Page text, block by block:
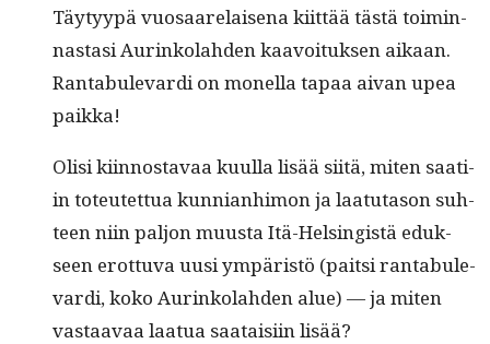
Täy­tyypä vuosaare­laise­na kiit­tää tästä toimin­
nas­tasi Aurinko­lah­den kaavoituk­sen aikaan.
Rantab­ule­var­di on monel­la tapaa aivan upea
paikka!
Olisi kiin­nos­tavaa kuul­la lisää siitä, miten saati­
in toteutet­tua kun­ni­an­hi­mon ja laatu­ta­son suh­
teen niin paljon muus­ta Itä-Helsingistä eduk­
seen erot­tu­va uusi ympäristö (pait­si rantab­ule­
var­di, koko Aurinko­lah­den alue) — ja miten
vas­taavaa laat­ua saataisi­in lisää?